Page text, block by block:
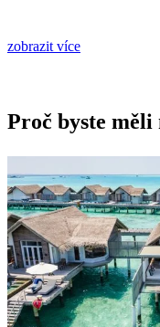
zobrazit více
Proč byste